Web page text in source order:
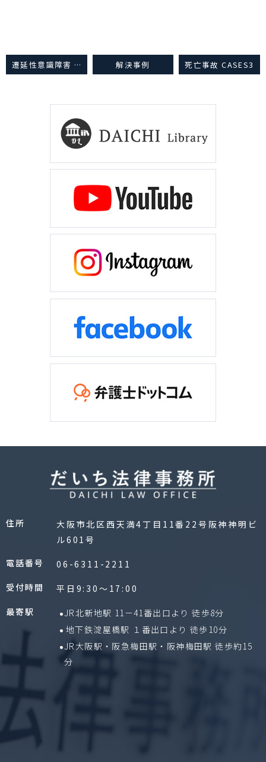
遷延性意識障害 CASES3 解決事例 死亡事故 CASES3
住所
大阪市北区西天満4丁目11番22号阪神神明ビ
ル601号
電話番号
06-6311-2211
受付時間
平日9:30〜17:00
最寄駅
JR北新地駅 11－41番出口より 徒歩8分
地下鉄淀屋橋駅 １番出口より 徒歩10分
JR大阪駅・阪急梅田駅・阪神梅田駅 徒歩約15
分